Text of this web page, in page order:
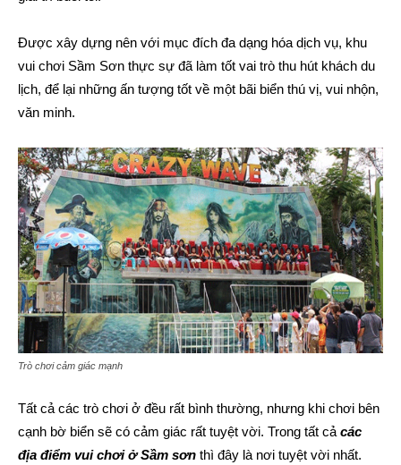
Được xây dựng nên với mục đích đa dạng hóa dịch vụ, khu
vui chơi Sầm Sơn thực sự đã làm tốt vai trò thu hút khách du
lịch, để lại những ấn tượng tốt về một bãi biển thú vị, vui nhộn,
văn minh.
Trò chơi cảm giác mạnh
Tất cả các trò chơi ở đều rất bình thường, nhưng khi chơi bên
cạnh bờ biển sẽ có cảm giác rất tuyệt vời. Trong tất cảcác
địa điểm vui chơi ở Sầm sơn thì đây là nơi tuyệt vời nhất.